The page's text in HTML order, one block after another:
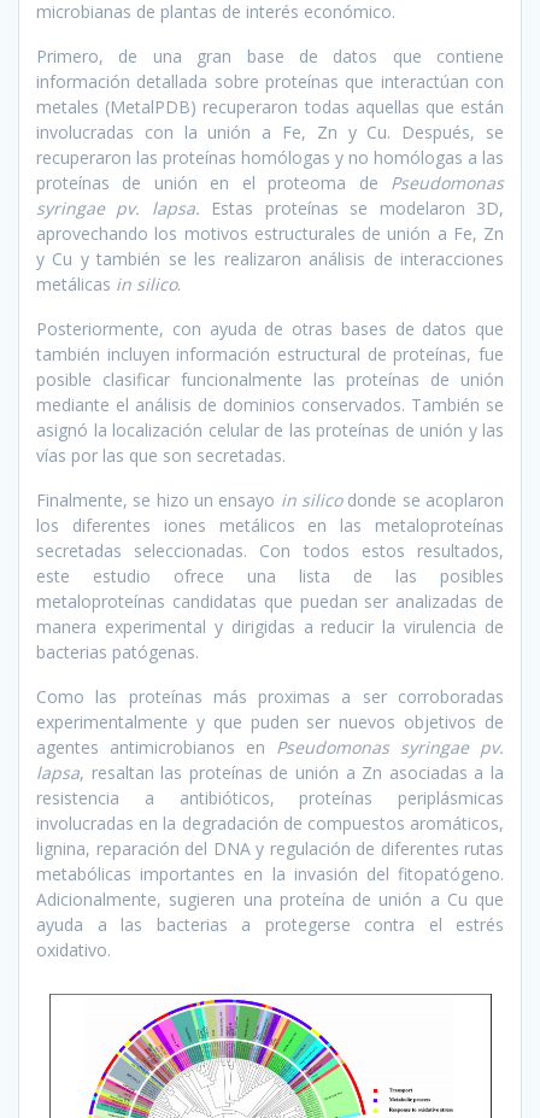
microbianas de plantas de interés económico.
Primero, de una gran base de datos que contiene
información detallada sobre proteínas que interactúan con
metales (MetalPDB) recuperaron todas aquellas que están
involucradas con la unión a Fe, Zn y Cu. Después, se
recuperaron las proteínas homólogas y no homólogas a las
proteínas de unión en el proteoma de Pseudomonas
syringae pv. lapsa. Estas proteínas se modelaron 3D,
aprovechando los motivos estructurales de unión a Fe, Zn
y Cu y también se les realizaron análisis de interacciones
metálicas in silico.
Posteriormente, con ayuda de otras bases de datos que
también incluyen información estructural de proteínas, fue
posible clasificar funcionalmente las proteínas de unión
mediante el análisis de dominios conservados. También se
asignó la localización celular de las proteínas de unión y las
vías por las que son secretadas.
Finalmente, se hizo un ensayo in silicodonde se acoplaron
los diferentes iones metálicos en las metaloproteínas
secretadas seleccionadas. Con todos estos resultados,
este estudio ofrece una lista de las posibles
metaloproteínas candidatas que puedan ser analizadas de
manera experimental y dirigidas a reducir la virulencia de
bacterias patógenas.
Como las proteínas más proximas a ser corroboradas
experimentalmente y que puden ser nuevos objetivos de
agentes antimicrobianos en Pseudomonas syringae pv.
lapsa, resaltan las proteínas de unión a Zn asociadas a la
resistencia a antibióticos, proteínas periplásmicas
involucradas en la degradación de compuestos aromáticos,
lignina, reparación del DNA y regulación de diferentes rutas
metabólicas importantes en la invasión del fitopatógeno.
Adicionalmente, sugieren una proteína de unión a Cu que
ayuda a las bacterias a protegerse contra el estrés
oxidativo.